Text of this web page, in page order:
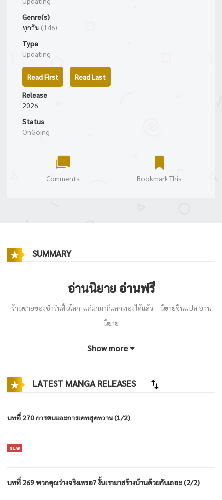
Genre(s)
ทุกวัน (146)
Type
Updating
Read First Read Last
Release
2026
Status
OnGoing
Comments Bookmark This
SUMMARY
อ่านนิยาย อ่านฟรี
ร้านขายของชำวันสิ้นโลก: แค่มาม่าก็แลกทองได้แล้ว – นิยายจีนแปล อ่าน
นิยาย
อ่านฟรีจนจบที่https://novel-lucky.com/
พลิกชีวิตเจ้าของร้านของชำสู่ราชาผู้มั่งคั่ง!
เปลี่ยนร้านโชห่วยให้กลายเป็นสถานีเสบียงสุดปลอดภัยในโลกซอมบี้ เมื่อ
ติดตามความสนุกสะใจในนิยายแปลแนวเอาชีวิตรอดและสร้างตัวได้ที่
ค้าขายข้ามมิติ ตบหน้าพวกดูถูก และพระเอกสายเปย์ต้องห้ามพลาด อ่าน
Show more
LATEST MANGA RELEASES
บทที่ 270 การตบและการเดทสุดหวาน (1/2)
บทที่ 269 พวกคุณว่างจริงเหรอ? งั้นเรามาสร้างบ้านด้วยกันเถอะ (2/2)